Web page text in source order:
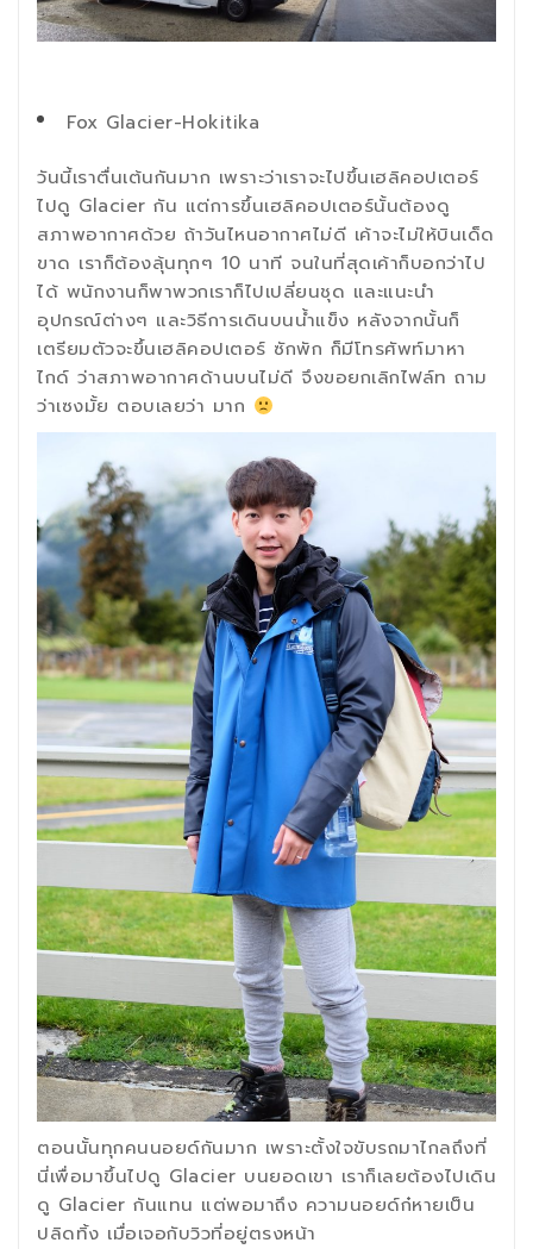
Fox Glacier-Hokitika
วันนี้เราตื่นเต้นกันมาก เพราะว่าเราจะไปขึ้นเฮลิคอปเตอร์
ไปดู Glacier กัน แต่การขึ้นเฮลิคอปเตอร์นั้นต้องดู
สภาพอากาศด้วย ถ้าวันไหนอากาศไม่ดี เค้าจะไม่ให้บินเด็ด
ขาด เราก็ต้องลุ้นทุกๆ 10 นาที จนในที่สุดเค้าก็บอกว่าไป
ได้ พนักงานก็พาพวกเราก็ไปเปลี่ยนชุด และแนะนำ
อุปกรณ์ต่างๆ และวิธีการเดินบนน้ำแข็ง หลังจากนั้นก็
เตรียมตัวจะขึ้นเฮลิคอปเตอร์ ซักพัก ก็มีโทรศัพท์มาหา
ไกด์ ว่าสภาพอากาศด้านบนไม่ดี จึงขอยกเลิกไฟล์ท ถาม
ว่าเซงมั้ย ตอบเลยว่า มาก
ตอนนั้นทุกคนนอยด์กันมาก เพราะตั้งใจขับรถมาไกลถึงที่
นี่เพื่อมาขึ้นไปดู Glacier บนยอดเขา เราก็เลยต้องไปเดิน
ดู Glacier กันแทน แต่พอมาถึง ความนอยด์ก๋หายเป็น
ปลิดทิ้ง เมื่อเจอกับวิวที่อยู่ตรงหน้า